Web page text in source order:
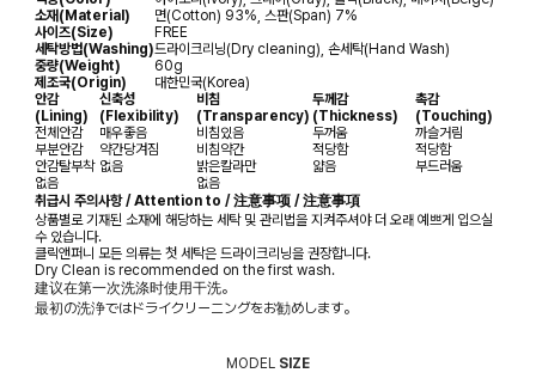
소재(Material)
면(Cotton) 93%, 스판(Span) 7%
사이즈(Size)
FREE
세탁방법(Washing)드라이크리닝(Dry cleaning), 손세탁(Hand Wash)
중량(Weight)
60g
제조국(Origin)
대한민국(Korea)
안감
(Lining)
신축성
(Flexibility)
비침
(Transparency)
두께감
(Thickness)
촉감
(Touching)
전체안감
매우좋음 비침있음 두꺼움
까슬거림
부분안감
약간당겨짐 비침약간 적당함
적당함
안감탈부착 없음 밝은칼라만 얇음
부드러움
없음
없음
취급시 주의사항 / Attention to / 注意事项 / 注意事項
상품별로 기재된 소재에 해당하는 세탁 및 관리법을 지켜주셔야 더 오래 예쁘게 입으실
수 있습니다.
클릭앤퍼니 모든 의류는 첫 세탁은 드라이크리닝을 권장합니다.
Dry Clean is recommended on the first wash.
建议在第一次洗涤时使用干洗。
最初の洗浄ではドライクリーニングをお勧めします。
MODEL SIZE